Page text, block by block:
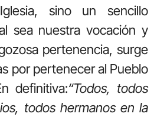
sino un sencillo
sea nuestra vocación y
pertenencia, surge
por pertenecer al Pueblo
definitiva:“Todos, todos
todos hermanos en la